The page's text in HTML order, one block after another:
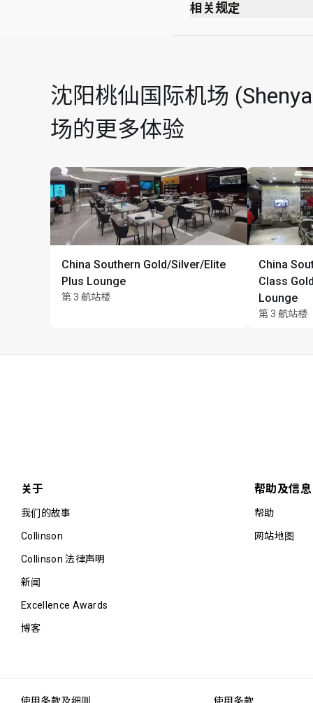
相关规定
沈阳桃仙国际机场
场的更多体验
China Southern Gold/Silver/Elite
Plus Lounge
第 3 航站楼
China
Class
Lounge
第 3 航站楼
关于
我们的故事
Collinson
Collinson 法律声明
新闻
Excellence Awards
博客
帮助及信息
帮助
网站地图